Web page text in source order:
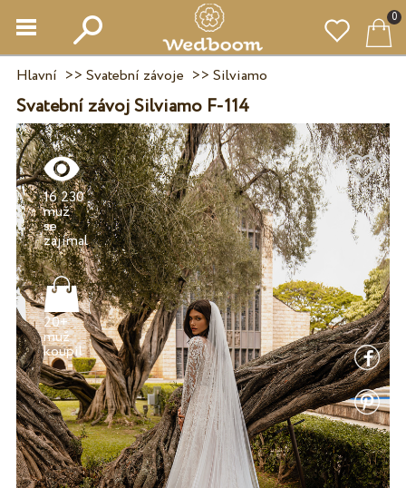
0
Hlavní >> Svatební závoje >> Silviamo
Svatební závoj Silviamo F-114
16 230
muž
se
zajímal
20+
muž
koupil